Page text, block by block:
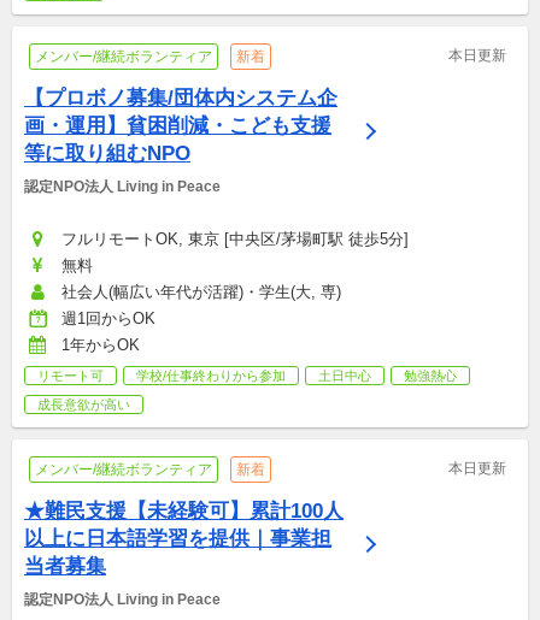
メンバー/継続ボランティア 新着 本日更新
【プロボノ募集/団体内システム企
画・運用】貧困削減・こども支援
等に取り組むNPO
認定NPO法人 Living in Peace
フルリモートOK, 東京 [中央区/茅場町駅 徒歩5分]
無料
社会人(幅広い年代が活躍)・学生(大, 専)
週1回からOK
1年からOK
リモート可 学校/仕事終わりから参加 土日中心
勉強熱心
成長意欲が高い
メンバー/継続ボランティア 新着 本日更新
★難民支援【未経験可】累計100人
以上に日本語学習を提供｜事業担
当者募集
認定NPO法人 Living in Peace